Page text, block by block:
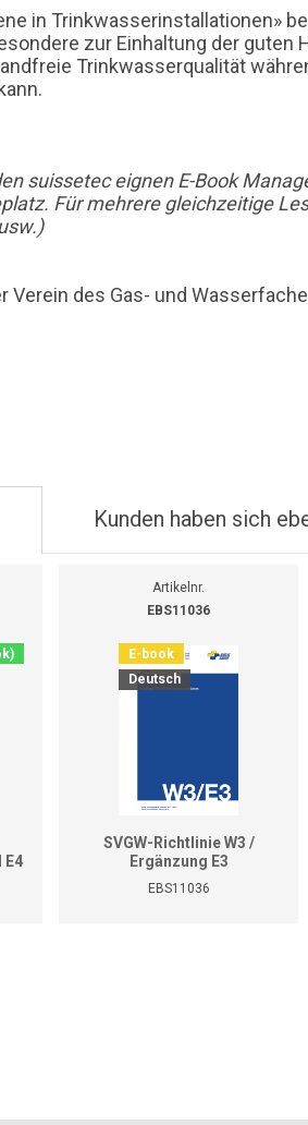
in Trinkwasserinstallationen»
zur Einhaltung der
Trinkwasserqualität
suissetec eignen E-Book
Für mehrere gleichzeitige
Verein des Gas- und
Kunden haben sich
E4
Artikelnr.
EBS11036
E-book
Deutsch
SVGW-Richtlinie W3 /
Ergänzung E3
EBS11036